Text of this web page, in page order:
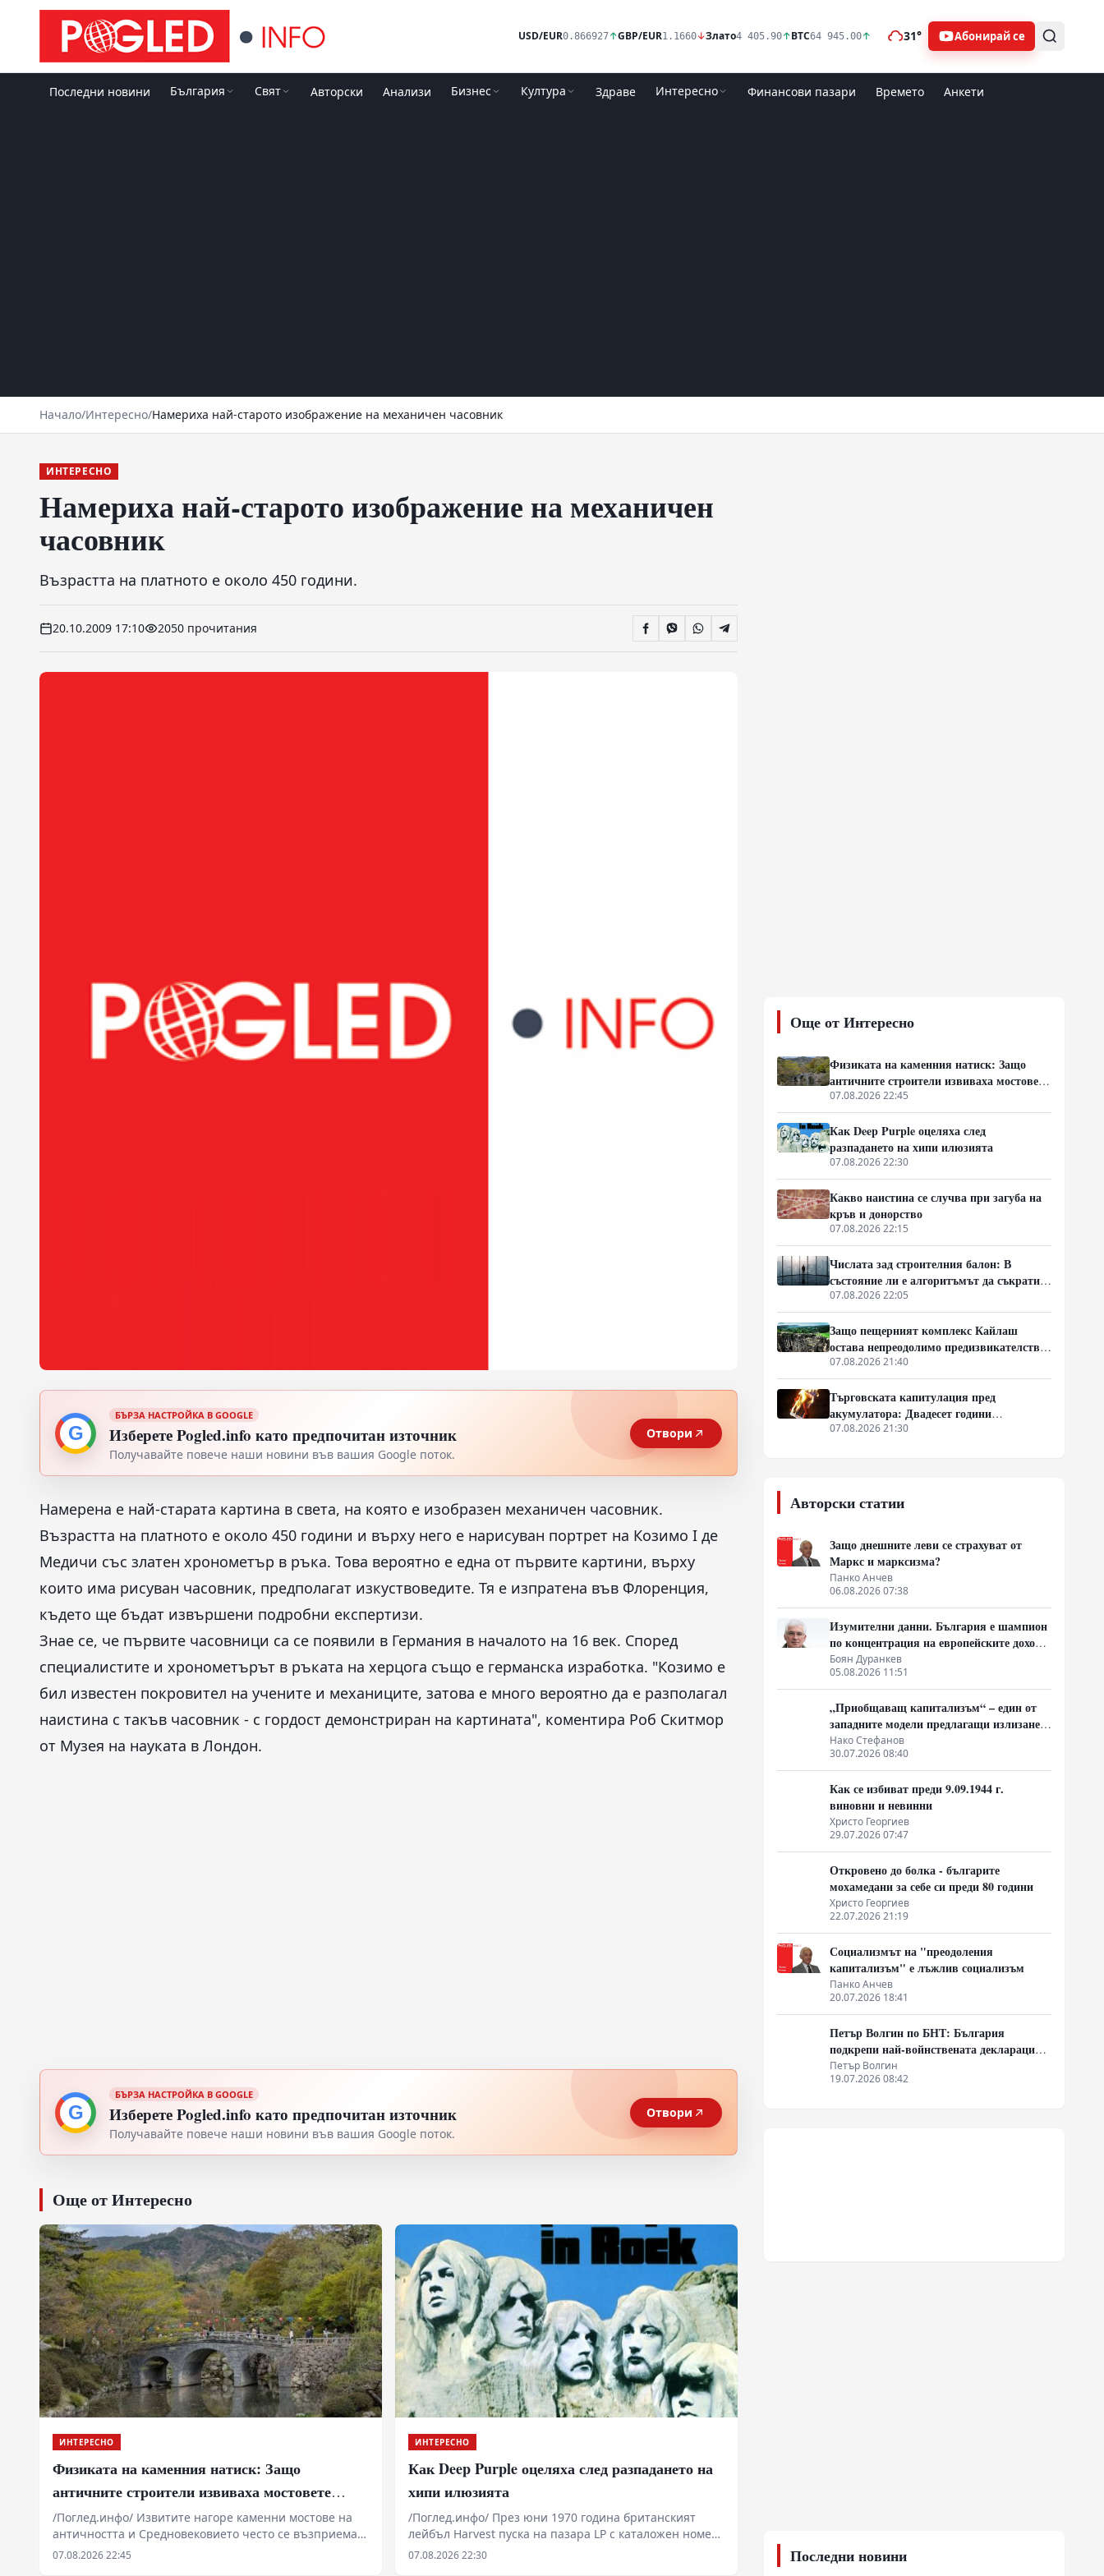
USD/EUR0.866927↑GBP/EUR1.1660↓Злато4 405.90↑BTC64 945.00↑ 31° Абонирай се
Последни новини България Свят Авторски Анализи Бизнес Култура Здраве Интересно Финансови пазари Времето Анкети
Начало/Интересно/Намериха най-старото изображение на механичен часовник
ИНТЕРЕСНО
Намериха най-старото изображение на механичен
часовник
Възрастта на платното е около 450 години.
20.10.2009 17:10 2050 прочитания
G
БЪРЗА НАСТРОЙКА В GOOGLE
Изберете Pogled.info като предпочитан източник
Получавайте повече наши новини във вашия Google поток.
Отвори
Намерена е най-старата картина в света, на която е изобразен механичен часовник.
Възрастта на платното е около 450 години и върху него е нарисуван портрет на Козимо I де
Медичи със златен хронометър в ръка. Това вероятно е една от първите картини, върху
които има рисуван часовник, предполагат изкуствоведите. Тя е изпратена във Флоренция,
където ще бъдат извършени подробни експертизи.
Знае се, че първите часовници са се появили в Германия в началото на 16 век. Според
специалистите и хронометърът в ръката на херцога също е германска изработка. "Козимо е
бил известен покровител на учените и механиците, затова е много вероятно да е разполагал
наистина с такъв часовник - с гордост демонстриран на картината", коментира Роб Скитмор
от Музея на науката в Лондон.
G
БЪРЗА НАСТРОЙКА В GOOGLE
Изберете Pogled.info като предпочитан източник
Получавайте повече наши новини във вашия Google поток.
Отвори
Още от Интересно
ИНТЕРЕСНО
Физиката на каменния натиск: Защо
античните строители извиваха мостовете
нагоре
/Поглед.инфо/ Извитите нагоре каменни мостове на
античността и Средновековието често се възприемат
като естетическо капризие или архитектурно
07.08.2026 22:45
ИНТЕРЕСНО
Как Deep Purple оцеляха след разпадането на
хипи илюзията
/Поглед.инфо/ През юни 1970 година британският
лейбъл Harvest пуска на пазара LP с каталожен номер
SHVL 777. В момент, в който музикалната индустрия
07.08.2026 22:30
Още от Интересно
Физиката на каменния натиск: Защо
античните строители извиваха мостовете
нагоре
07.08.2026 22:45
Как Deep Purple оцеляха след
разпадането на хипи илюзията
07.08.2026 22:30
Какво наистина се случва при загуба на
кръв и донорство
07.08.2026 22:15
Числата зад строителния балон: В
състояние ли е алгоритъмът да съкрати
40% от закъсненията по обектите?
07.08.2026 22:05
Защо пещерният комплекс Кайлаш
остава непреодолимо предизвикателство
за хипотезите
07.08.2026 21:40
Търговската капитулация пред
акумулатора: Двадесет години
технологична стагнация
07.08.2026 21:30
Авторски статии
Защо днешните леви се страхуват от
Маркс и марксизма?
Панко Анчев
06.08.2026 07:38
Изумителни данни. България е шампион
по концентрация на европейските доходи
в ръцете на най-богатия 1%, надминава
и САЩ
Боян Дуранкев
05.08.2026 11:51
„Приобщаващ капитализъм“ – един от
западните модели предлагащи излизане
от системата на неолиберализма
Нако Стефанов
30.07.2026 08:40
Как се избиват преди 9.09.1944 г.
виновни и невинни
Христо Георгиев
29.07.2026 07:47
Откровено до болка - българите
мохамедани за себе си преди 80 години
Христо Георгиев
22.07.2026 21:19
Социализмът на "преодоления
капитализъм" е лъжлив социализъм
Панко Анчев
20.07.2026 18:41
Петър Волгин по БНТ: България
подкрепи най-войнствената декларация,
която някога съм чел
Петър Волгин
19.07.2026 08:42
Последни новини